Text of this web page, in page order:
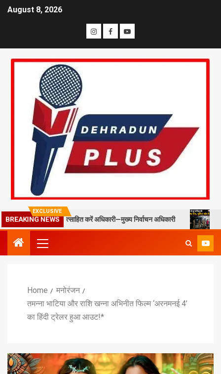
August 8, 2026
EXCLUSIVE
BREAKING NEWS
स्टाफ को प्रोत्साहित करें अधिकारी—मुख्य निर्वाचन अधिकारी मसूरी में
Home
मनोरंजन
तमन्ना भाटिया और राशि खन्ना अभिनीत फिल्म ‘अरनमनई 4’
का हिंदी ट्रेलर हुआ आउट!*